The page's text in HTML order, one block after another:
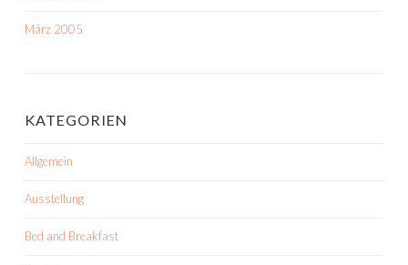
März 2005
KATEGORIEN
Allgemein
Ausstellung
Bed and Breakfast